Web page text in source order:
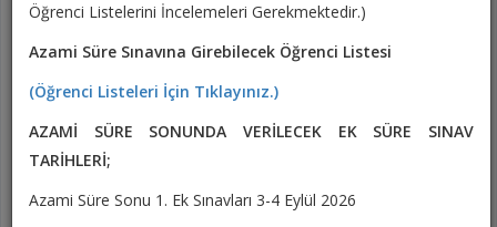
Öğrenci Listelerini İncelemeleri Gerekmektedir.)
Azami Süre Sınavına Girebilecek Öğrenci Listesi
(Öğrenci Listeleri İçin Tıklayınız.)
AZAMİ SÜRE SONUNDA VERİLECEK EK SÜRE SINAV
TARİHLERİ;
Azami Süre Sonu 1. Ek Sınavları 3-4 Eylül 2026
Hayat Üniversitesi Projesi
Kapsamında “Hükümet
Sistemleri ve Devlet Teşkilatı”
Eğitici Sohbeti
Kütahya Dumlupınar Üniversitesi Hayat Üniversitesi Projesi kapsamında, Hisarcık
Sistemleri ve Devlet Teşkilatı” konulu etkinlik Hisarcık Belediyesi konferans salonunda